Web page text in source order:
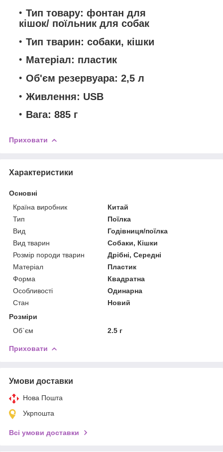
Тип товару: фонтан для
кішок/ поїльник для собак
Тип тварин: собаки, кішки
Матеріал: пластик
Об'єм резервуара: 2,5 л
Живлення: USB
Вага: 885 г
Приховати
Характеристики
Основні
Країна виробник
Китай
Тип
Поїлка
Вид
Годівниця/поїлка
Вид тварин
Собаки, Кішки
Розмір породи тварин
Дрібні, Середні
Матеріал
Пластик
Форма
Квадратна
Особливості
Одинарна
Стан
Новий
Розміри
Об`єм
2.5 г
Приховати
Умови доставки
Нова Пошта
Укрпошта
Всі умови доставки